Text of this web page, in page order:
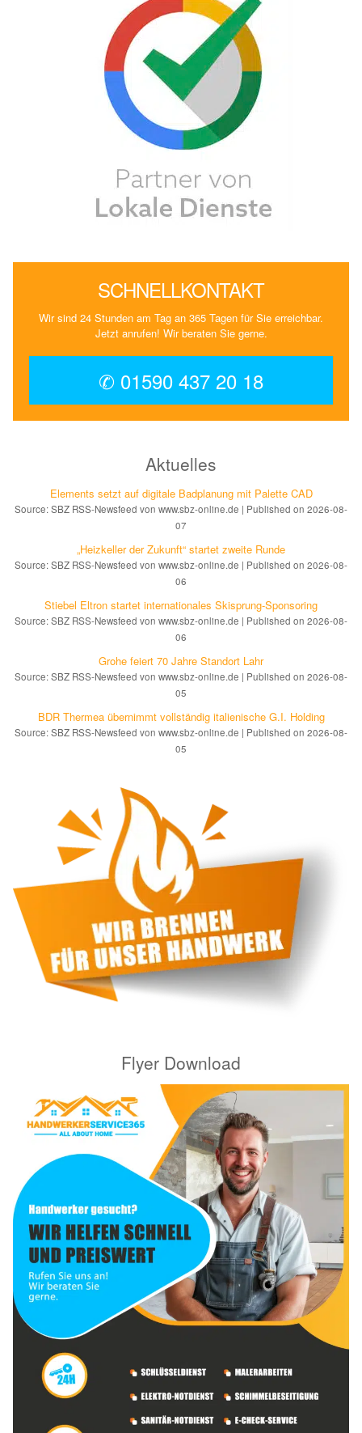
SCHNELLKONTAKT
Wir sind 24 Stunden am Tag an 365 Tagen für Sie erreichbar.
Jetzt anrufen! Wir beraten Sie gerne.
✆ 01590 437 20 18
Aktuelles
Elements setzt auf di­gi­ta­le Bad­pla­nung mit Palette CAD
Source: SBZ RSS-Newsfeed von www.sbz-online.de
Published on 2026-08-
07
„Heizkeller der Zu­kunft“ star­tet zwei­te Run­de
Source: SBZ RSS-Newsfeed von www.sbz-online.de
Published on 2026-08-
06
Stiebel Eltron startet internatio­nales Ski­sprung-Spon­soring
Source: SBZ RSS-Newsfeed von www.sbz-online.de
Published on 2026-08-
06
Grohe feiert 70 Jahre Standort Lahr
Source: SBZ RSS-Newsfeed von www.sbz-online.de
Published on 2026-08-
05
BDR Thermea übernimmt vollständig italienische G.I. Holding
Source: SBZ RSS-Newsfeed von www.sbz-online.de
Published on 2026-08-
05
Flyer Download